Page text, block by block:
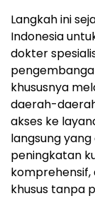
Langkah ini
Indonesia
dokter
khususnya
daerah-
akses ke
langsung
peningkatan
komprehensif,
khusus tanpa